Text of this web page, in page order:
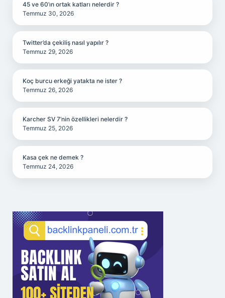
45 ve 60’ın ortak katları nelerdir ?
Temmuz 30, 2026
Twitter’da çekiliş nasıl yapılır ?
Temmuz 29, 2026
Koç burcu erkeği yatakta ne ister ?
Temmuz 26, 2026
Karcher SV 7’nin özellikleri nelerdir ?
Temmuz 25, 2026
Kasa çek ne demek ?
Temmuz 24, 2026